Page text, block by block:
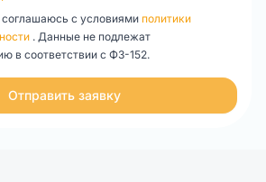
от производителя с быстрой
и Московской области. Мы
клеевых швов и
с условиями политики
. Данные не подлежат
в соответствии с ФЗ-152.
Отправить заявку